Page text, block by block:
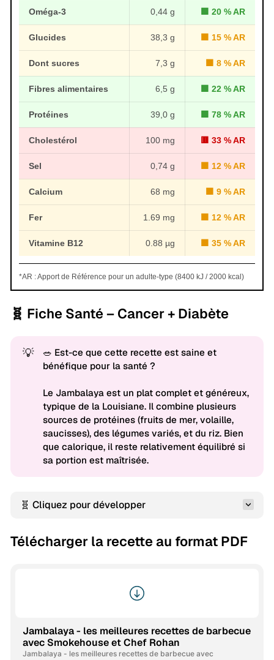
Oméga-3 0,44 g 🟩 20 % AR
Glucides 38,3 g 🟧 15 % AR
Dont sucres 7,3 g 🟧 8 % AR
Fibres alimentaires 6,5 g 🟩 22 % AR
Protéines 39,0 g 🟩 78 % AR
Cholestérol 100 mg 🟥 33 % AR
Sel 0,74 g 🟧 12 % AR
Calcium 68 mg 🟧 9 % AR
Fer 1.69 mg 🟧 12 % AR
Vitamine B12 0.88 µg 🟧 35 % AR
*AR : Apport de Référence pour un adulte-type (8400 kJ / 2000 kcal)
🧬 Fiche Santé – Cancer + Diabète
💡
🥗 Est-ce que cette recette est saine et
bénéfique pour la santé ?
Le Jambalaya est un plat complet et généreux,
typique de la Louisiane. Il combine plusieurs
sources de protéines (fruits de mer, volaille,
saucisses), des légumes variés, et du riz. Bien
que calorique, il reste relativement équilibré si
sa portion est maîtrisée.
🧬 Cliquez pour développer
Télécharger la recette au format PDF
Jambalaya - les meilleures recettes de barbecue
avec Smokehouse et Chef Rohan
Jambalaya - les meilleures recettes de barbecue avec